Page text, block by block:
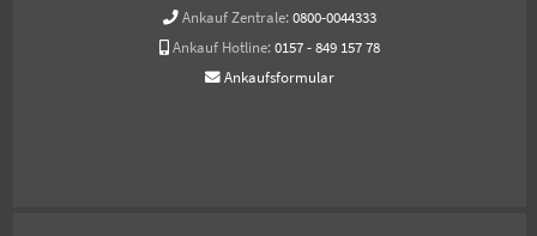
Ankauf Zentrale: 0800-0044333
Ankauf Hotline: 0157 - 849 157 78
Ankaufsformular